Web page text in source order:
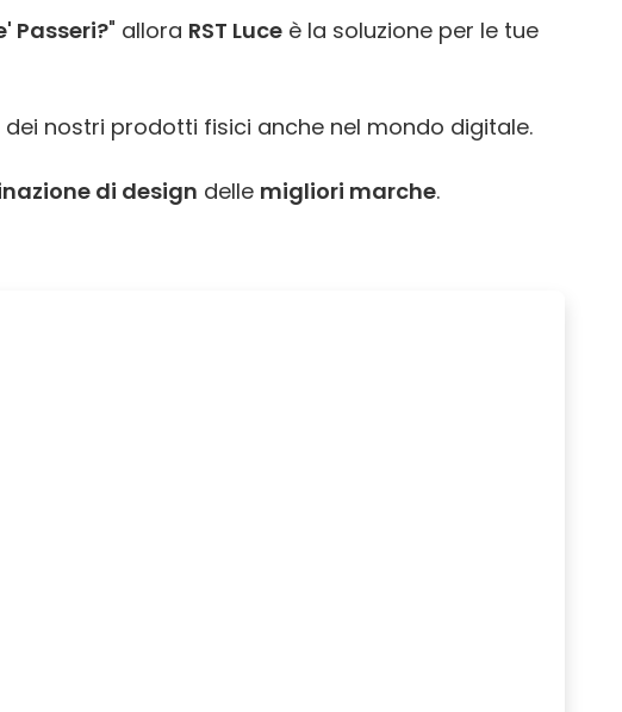
Passeri?" allora RST Luce è la soluzione per le tue
nostri prodotti fisici anche nel mondo digitale.
di design delle migliori marche.